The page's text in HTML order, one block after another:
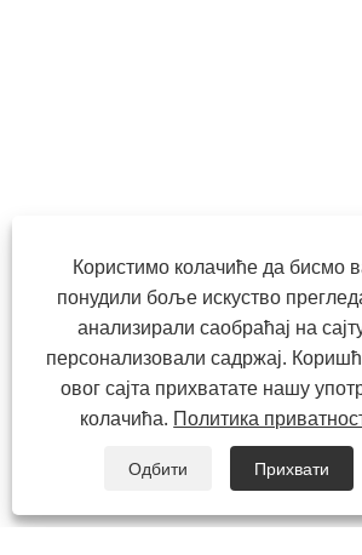
Користимо колачиће да бисмо
понудили боље искуство
анализирали саобраћај на
персонализовали садржај.
овог сајта прихватате нашу
колачића. Политика
Одбити Прихвати